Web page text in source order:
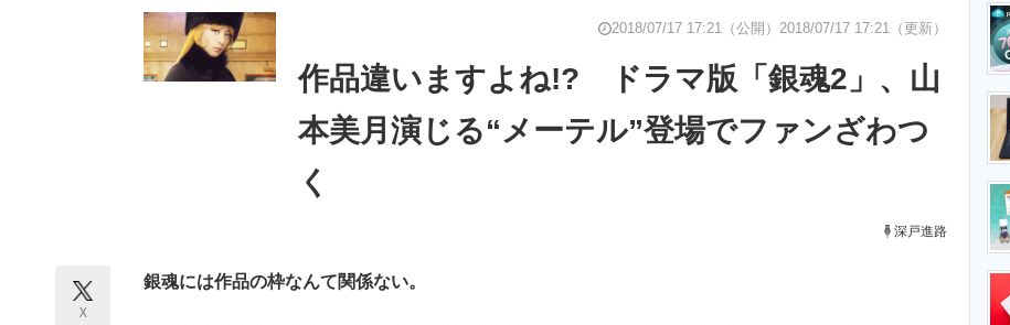
ビジネスと働き方のヒント 経営リーダーのコ
ITエンジニア向け専門サイト 企業向けIT製品の総合サイト IT製品の技術・比較・事例 製造業のIT導入・活
エネルギーの専門
2018/07/17 17:21（公開） 2018/07/17 17:21（更新）
作品違いますよね!? ドラマ版「銀魂2」、山
本美月演じる“メーテル”登場でファンざわつ
く
深戸進路
X
銀魂には作品の枠なんて関係ない。